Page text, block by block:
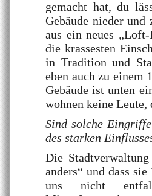
gemacht hat, du
Gebäude nieder und
aus ein neues
die krassesten
in Tradition und
eben auch zu einem
Gebäude ist unten
wohnen keine
Sind solche
des starken
Die
anders“ und dass
uns nicht